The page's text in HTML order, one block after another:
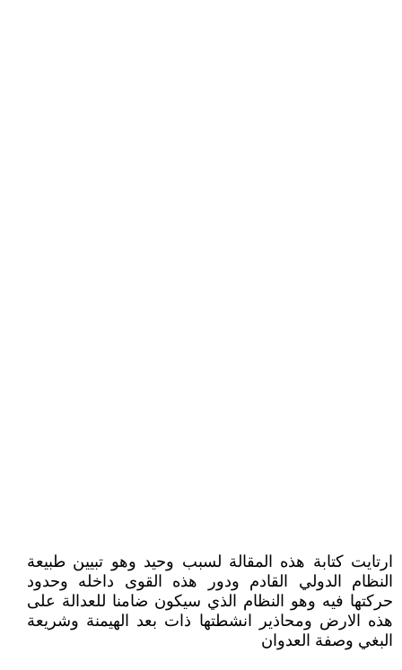
ارتايت كتابة هذه المقالة لسبب وحيد وهو تبيين طبيعة
النظام الدولي القادم ودور هذه القوى داخله وحدود
حركتها فيه وهو النظام الذي سيكون ضامنا للعدالة على
هذه الارض ومحاذير انشطتها ذات بعد الهيمنة وشريعة
البغي وصفة العدوان